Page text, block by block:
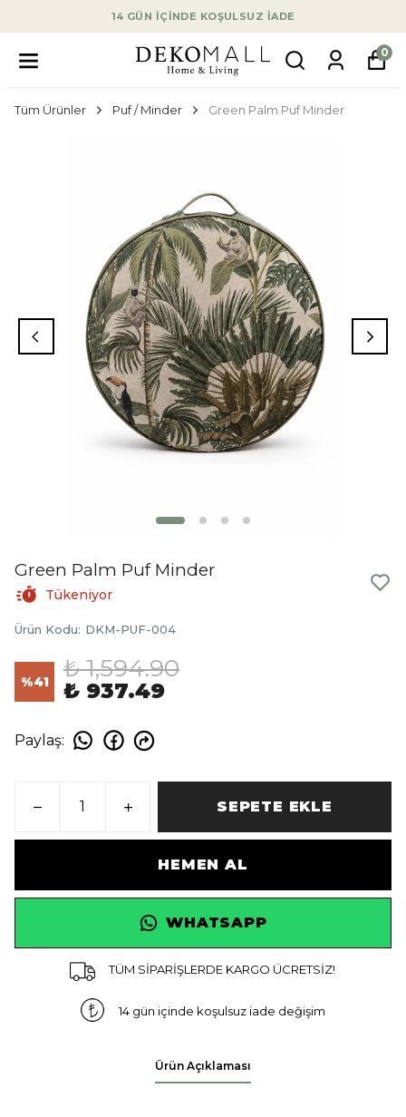
14 GÜN İÇİNDE KOŞULSUZ İADE
0
Tüm Ürünler Puf / Minder Green Palm Puf Minder
Green Palm Puf Minder
Tükeniyor
Ürün Kodu: DKM-PUF-004
%41 ₺ 1,594.90
₺ 937.49
Paylaş:
SEPETE EKLE
HEMEN AL
WHATSAPP
TÜM SİPARİŞLERDE KARGO ÜCRETSİZ!
14 gün içinde koşulsuz iade değişim
Ürün Açıklaması